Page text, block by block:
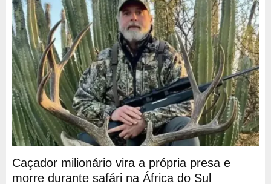
Caçador milionário vira a própria presa e
morre durante safári na África do Sul